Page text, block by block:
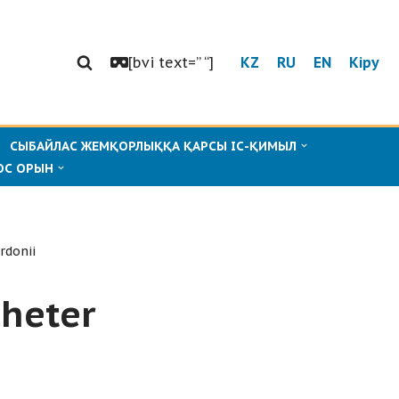
[bvi text=” “] KZ RU EN Кіру
СЫБАЙЛАС ЖЕМҚОРЛЫҚҚА ҚАРСЫ ІС-ҚИМЫЛ
ОРЫН